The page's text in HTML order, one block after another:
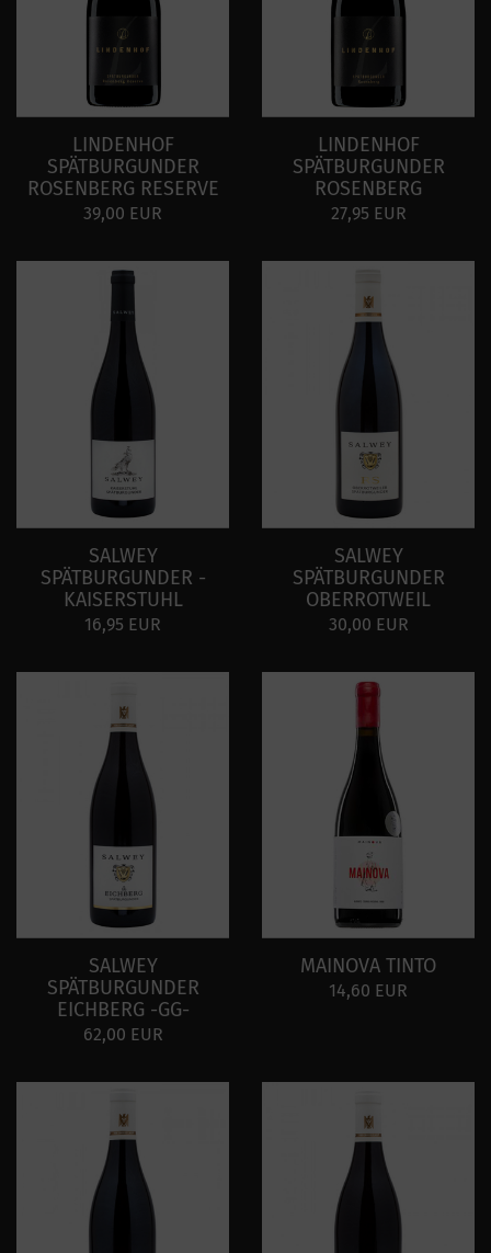
LINDENHOF
SPÄTBURGUNDER
ROSENBERG RESERVE
39,00 EUR
LINDENHOF
SPÄTBURGUNDER
ROSENBERG
27,95 EUR
SALWEY
SPÄTBURGUNDER -
KAISERSTUHL
16,95 EUR
SALWEY
SPÄTBURGUNDER
OBERROTWEIL
30,00 EUR
SALWEY
SPÄTBURGUNDER
EICHBERG -GG-
62,00 EUR
MAINOVA TINTO
14,60 EUR